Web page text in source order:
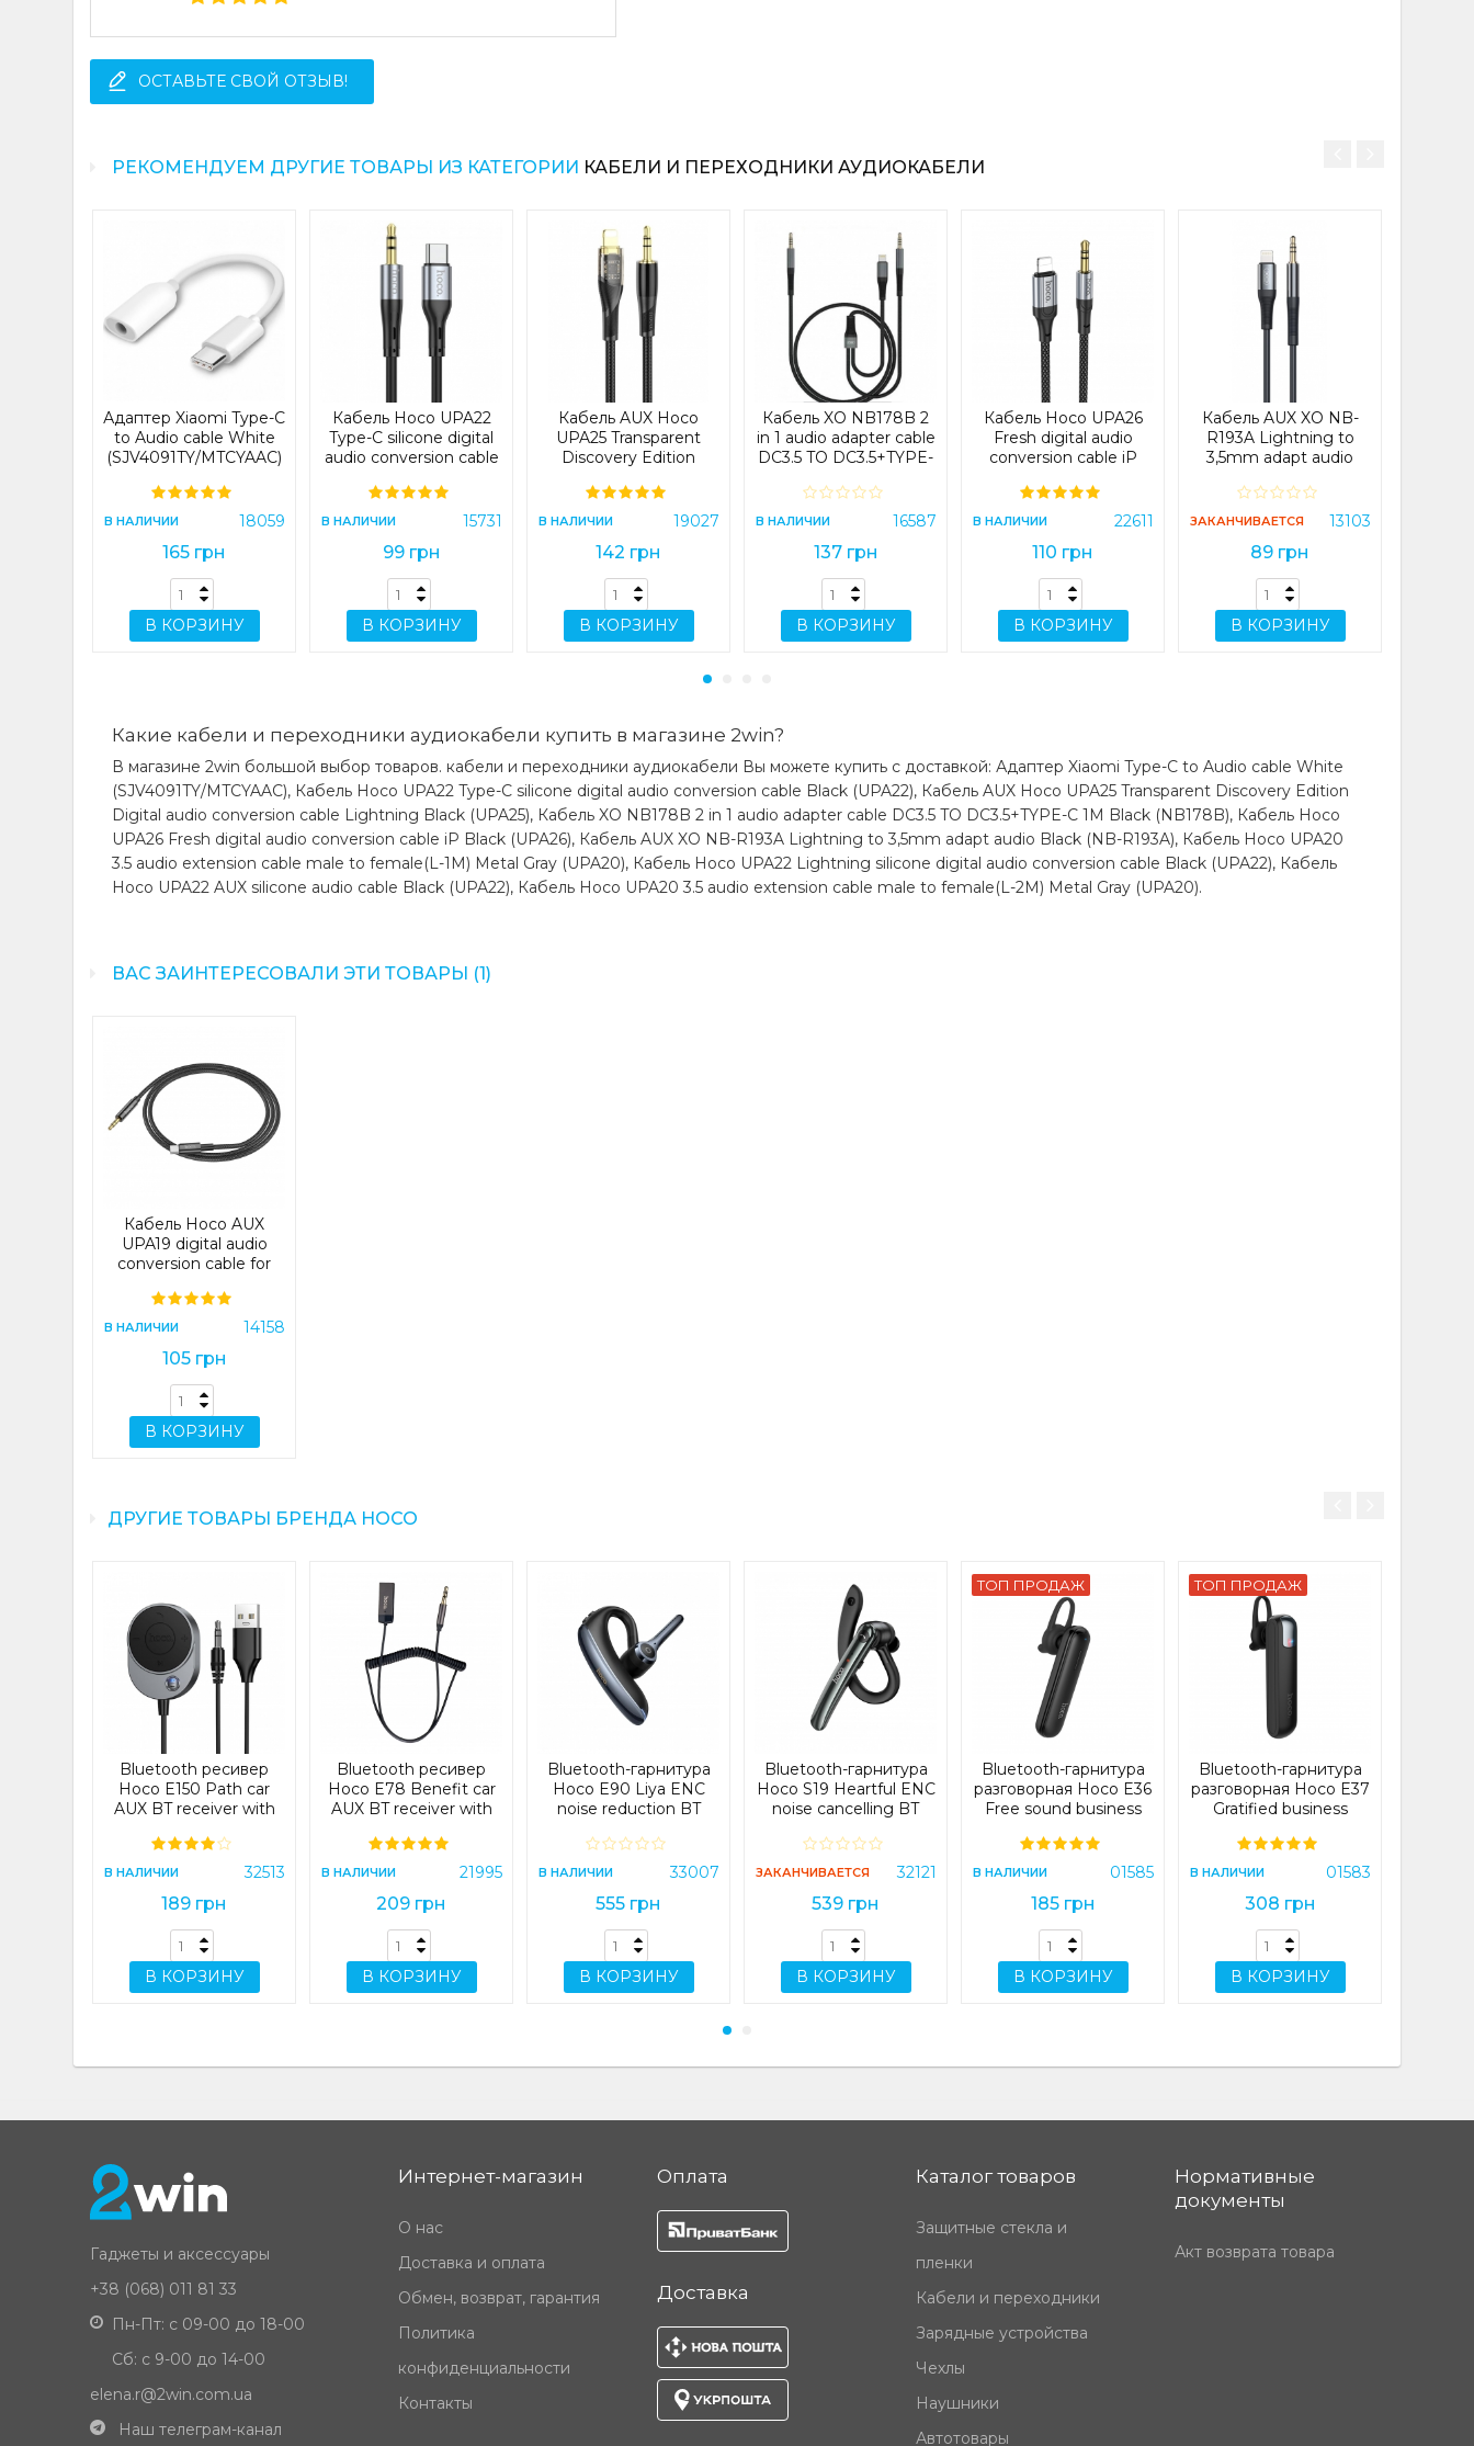
ОСТАВЬТЕ СВОЙ ОТЗЫВ!
РЕКОМЕНДУЕМ ДРУГИЕ ТОВАРЫ ИЗ КАТЕГОРИИ КАБЕЛИ И ПЕРЕХОДНИКИ АУДИОКАБЕЛИ
Адаптер Xiaomi Type-C
to Audio cable White
(SJV4091TY/MTCYAAC)
В НАЛИЧИИ 18059
165 грн
В КОРЗИНУ
Кабель Hoco UPA22
Type-C silicone digital
audio conversion cable
В НАЛИЧИИ 15731
99 грн
В КОРЗИНУ
Кабель AUX Hoco
UPA25 Transparent
Discovery Edition
conversion cable
Lightning Black
В НАЛИЧИИ 19027
142 грн
В КОРЗИНУ
Кабель XO NB178B 2
in 1 audio adapter cable
DC3.5 TO DC3.5+TYPE-
В НАЛИЧИИ 16587
137 грн
В КОРЗИНУ
Кабель Hoco UPA26
Fresh digital audio
conversion cable iP
В НАЛИЧИИ 22611
110 грн
В КОРЗИНУ
Кабель AUX XO NB-
R193A Lightning to
3,5mm adapt audio
ЗАКАНЧИВАЕТСЯ 13103
89 грн
В КОРЗИНУ
Какие кабели и переходники аудиокабели купить в магазине 2win?
В магазине 2win большой выбор товаров. кабели и переходники аудиокабели Вы можете купить с доставкой: Адаптер Xiaomi Type-C to Audio cable White
(SJV4091TY/MTCYAAC), Кабель Hoco UPA22 Type-C silicone digital audio conversion cable Black (UPA22), Кабель AUX Hoco UPA25 Transparent Discovery Edition
Digital audio conversion cable Lightning Black (UPA25), Кабель XO NB178B 2 in 1 audio adapter cable DC3.5 TO DC3.5+TYPE-C 1M Black (NB178B), Кабель Hoco
UPA26 Fresh digital audio conversion cable iP Black (UPA26), Кабель AUX XO NB-R193A Lightning to 3,5mm adapt audio Black (NB-R193A), Кабель Hoco UPA20
3.5 audio extension cable male to female(L-1M) Metal Gray (UPA20), Кабель Hoco UPA22 Lightning silicone digital audio conversion cable Black (UPA22), Кабель
Hoco UPA22 AUX silicone audio cable Black (UPA22), Кабель Hoco UPA20 3.5 audio extension cable male to female(L-2M) Metal Gray (UPA20).
ВАС ЗАИНТЕРЕСОВАЛИ ЭТИ ТОВАРЫ (1)
Кабель Hoco AUX
UPA19 digital audio
conversion cable for
В НАЛИЧИИ 14158
105 грн
В КОРЗИНУ
ДРУГИЕ ТОВАРЫ БРЕНДА HOCO
Bluetooth ресивер
Hoco E150 Path car
AUX BT receiver with
В НАЛИЧИИ 32513
189 грн
В КОРЗИНУ
Bluetooth ресивер
Hoco E78 Benefit car
AUX BT receiver with
В НАЛИЧИИ 21995
209 грн
В КОРЗИНУ
Bluetooth-гарнитура
Hoco E90 Liya ENC
noise reduction BT
В НАЛИЧИИ 33007
555 грн
В КОРЗИНУ
Bluetooth-гарнитура
Hoco S19 Heartful ENC
noise cancelling BT
ЗАКАНЧИВАЕТСЯ 32121
539 грн
В КОРЗИНУ
ТОП ПРОДАЖ
Bluetooth-гарнитура
разговорная Hoco E36
Free sound business
(E36)
В НАЛИЧИИ 01585
185 грн
В КОРЗИНУ
ТОП ПРОДАЖ
Bluetooth-гарнитура
разговорная Hoco E37
Gratified business
(E37)
В НАЛИЧИИ 01583
308 грн
В КОРЗИНУ
Гаджеты и аксессуары
+38 (068) 011 81 33
Пн-Пт: с 09-00 до 18-00
Сб: с 9-00 до 14-00
elena.r@2win.com.ua
Наш телеграм-канал
Интернет-магазин
О нас
Доставка и оплата
Обмен, возврат, гарантия
Политика
конфиденциальности
Контакты
Оплата
Доставка
Каталог товаров
Защитные стекла и
пленки
Кабели и переходники
Зарядные устройства
Чехлы
Наушники
Автотовары
Нормативные
документы
Акт возврата товара